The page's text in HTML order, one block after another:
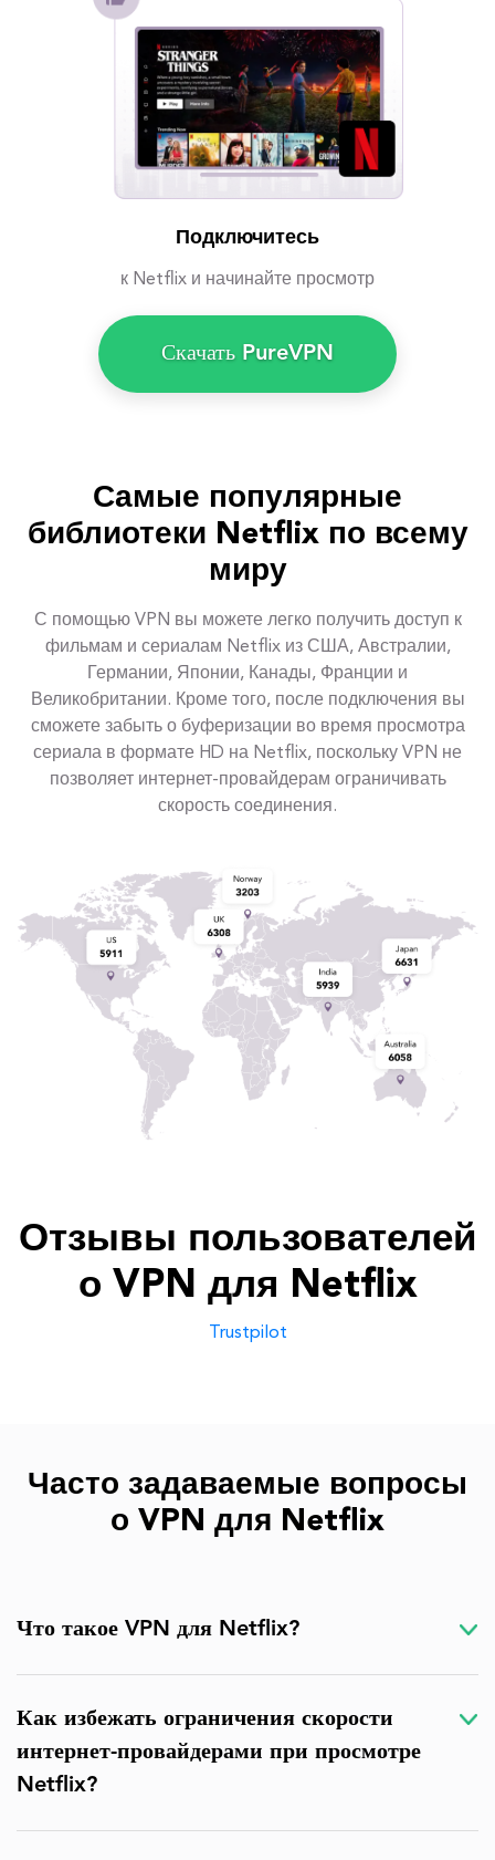
Подключитесь
к Netflix и начинайте просмотр
Скачать PureVPN
Самые популярные
библиотеки Netflix по всему
миру
С помощью VPN вы можете легко получить доступ к
фильмам и сериалам Netflix из США, Австралии,
Германии, Японии, Канады, Франции и
Великобритании. Кроме того, после подключения вы
сможете забыть о буферизации во время просмотра
сериала в формате HD на Netflix, поскольку VPN не
позволяет интернет-провайдерам ограничивать
скорость соединения.
Отзывы пользователей
о VPN для Netflix
Trustpilot
Часто задаваемые вопросы
о VPN для Netflix
Что такое VPN для Netflix?
Как избежать ограничения скорости
интернет-провайдерами при просмотре
Netflix?